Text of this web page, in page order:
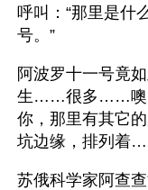
呼叫：“那里是什
号。”
阿波罗十一号竟
生……很多……噢
你，那里有其它
坑边缘，排列着
苏俄科学家阿查